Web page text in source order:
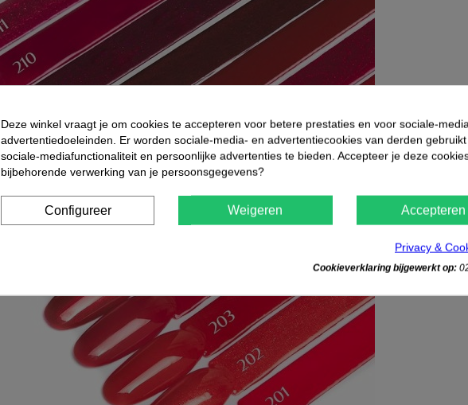
Deze winkel vraagt je om cookies te accepteren voor betere prestaties en voor sociale-
advertentiedoeleinden. Er worden sociale-media- en advertentiecookies van derden
sociale-mediafunctionaliteit en persoonlijke advertenties te bieden. Accepteer je deze
bijbehorende verwerking van je persoonsgegevens?
Configureer Weigeren Accepteren
Privacy &
Cookieverklaring bijgewerkt op: